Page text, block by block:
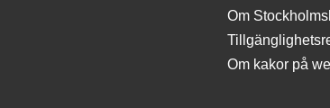
Om
Om kakor på